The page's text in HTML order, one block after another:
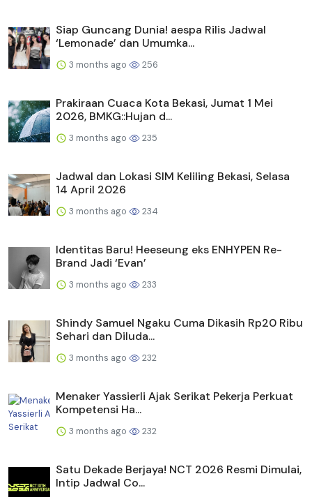
Siap Guncang Dunia! aespa Rilis Jadwal
‘Lemonade’ dan Umumka...
3 months ago 256
Prakiraan Cuaca Kota Bekasi, Jumat 1 Mei
2026, BMKG::Hujan d...
3 months ago 235
Jadwal dan Lokasi SIM Keliling Bekasi, Selasa
14 April 2026
3 months ago 234
Identitas Baru! Heeseung eks ENHYPEN Re-
Brand Jadi ‘Evan’
3 months ago 233
Shindy Samuel Ngaku Cuma Dikasih Rp20 Ribu
Sehari dan Diluda...
3 months ago 232
Menaker Yassierli Ajak Serikat Pekerja Perkuat
Kompetensi Ha...
3 months ago 232
Satu Dekade Berjaya! NCT 2026 Resmi Dimulai,
Intip Jadwal Co...